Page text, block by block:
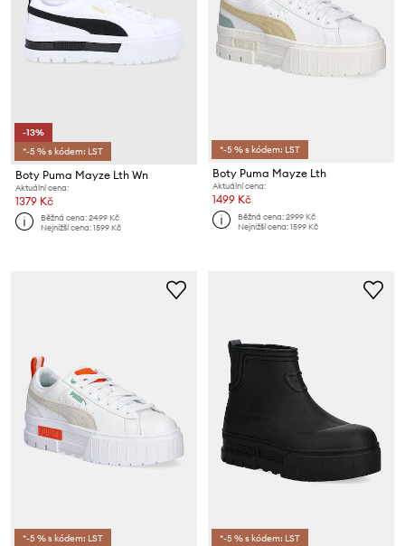
-13%
*-5 % s kódem: LST
Boty Puma Mayze Lth Wn
Aktuální cena:
1379 Kč
Běžná cena:2499 Kč
Nejnižší cena:1599 Kč
*-5 % s kódem: LST
Boty Puma Mayze Lth
Aktuální cena:
1499 Kč
Běžná cena:2999 Kč
Nejnižší cena:1599 Kč
*-5 % s kódem: LST *-5 % s kódem: LST